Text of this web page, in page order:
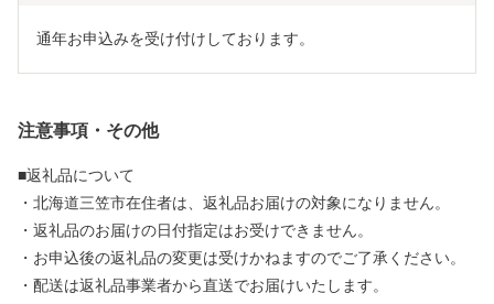
通年お申込みを受け付けしております。
注意事項・その他
■返礼品について
・北海道三笠市在住者は、返礼品お届けの対象になりません。
・返礼品のお届けの日付指定はお受けできません。
・お申込後の返礼品の変更は受けかねますのでご了承ください。
・配送は返礼品事業者から直送でお届けいたします。